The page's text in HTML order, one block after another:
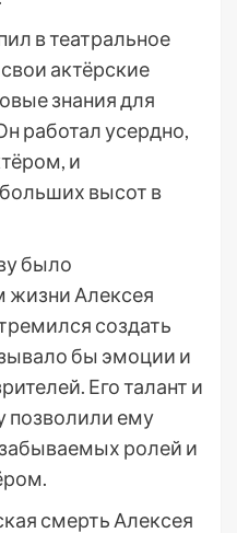
в театральное
актёрские
знания для
работал усердно,
и
высот в
было
жизни Алексея
создать
бы эмоции и
Его талант и
позволили ему
ролей и
смерть Алексея